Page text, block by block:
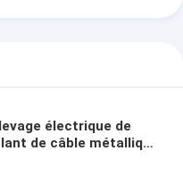
électrique de
de câble métallique